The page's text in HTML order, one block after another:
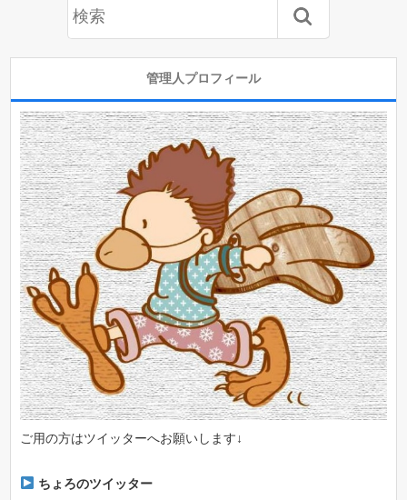
管理人プロフィール
ご用の方はツイッターへお願いします↓
ちょろのツイッター